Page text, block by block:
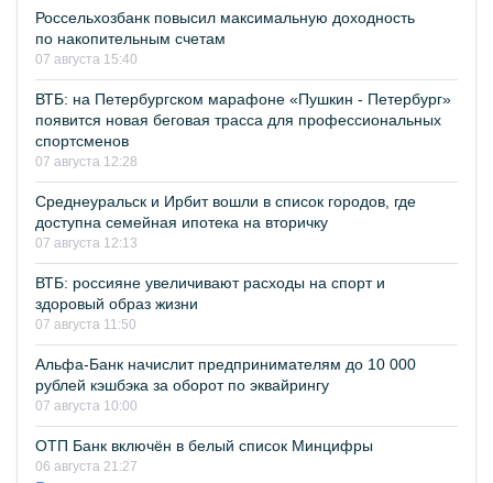
Россельхозбанк повысил максимальную доходность
по накопительным счетам
07 августа 15:40
ВТБ: на Петербургском марафоне «Пушкин - Петербург»
появится новая беговая трасса для профессиональных
спортсменов
07 августа 12:28
Среднеуральск и Ирбит вошли в список городов, где
доступна семейная ипотека на вторичку
07 августа 12:13
ВТБ: россияне увеличивают расходы на спорт и
здоровый образ жизни
07 августа 11:50
Альфа-Банк начислит предпринимателям до 10 000
рублей кэшбэка за оборот по эквайрингу
07 августа 10:00
ОТП Банк включён в белый список Минцифры
06 августа 21:27